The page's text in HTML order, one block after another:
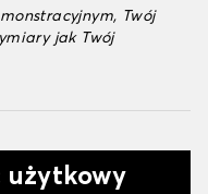
Twój
jak Twój
użytkowy